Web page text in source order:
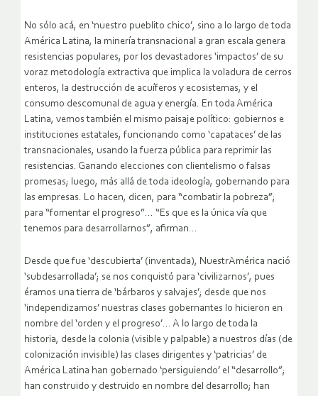
No sólo acá, en ‘nuestro pueblito chico’, sino a lo largo de toda
América Latina, la minería transnacional a gran escala genera
resistencias populares, por los devastadores ‘impactos’ de su
voraz metodología extractiva que implica la voladura de cerros
enteros, la destrucción de acuíferos y ecosistemas, y el
consumo descomunal de agua y energía. En toda América
Latina, vemos también el mismo paisaje político: gobiernos e
instituciones estatales, funcionando como ‘capataces’ de las
transnacionales, usando la fuerza pública para reprimir las
resistencias. Ganando elecciones con clientelismo o falsas
promesas; luego, más allá de toda ideología, gobernando para
las empresas. Lo hacen, dicen, para “combatir la pobreza”;
para “fomentar el progreso”… “Es que es la única vía que
tenemos para desarrollarnos”, afirman…
Desde que fue ‘descubierta’ (inventada), NuestrAmérica nació
‘subdesarrollada’; se nos conquistó para ‘civilizarnos’, pues
éramos una tierra de ‘bárbaros y salvajes’; desde que nos
‘independizamos’ nuestras clases gobernantes lo hicieron en
nombre del ‘orden y el progreso’… A lo largo de toda la
historia, desde la colonia (visible y palpable) a nuestros días (de
colonización invisible) las clases dirigentes y ‘patricias’ de
América Latina han gobernado ‘persiguiendo’ el “desarrollo”;
han construido y destruido en nombre del desarrollo; han